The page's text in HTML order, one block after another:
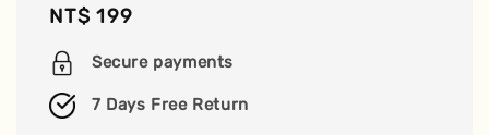
Regular
price
NT$ 199
Secure payments
7 Days Free Return